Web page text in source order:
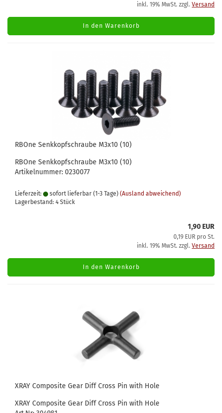
inkl. 19% MwSt. zzgl. Versand
In den Warenkorb
RBOne Senkkopfschraube M3x10 (10)
RBOne Senkkopfschraube M3x10 (10)
Artikelnummer: 0230077
Lieferzeit: sofort lieferbar (1-3 Tage) (Ausland abweichend)
Lagerbestand: 4 Stück
1,90 EUR
0,19 EUR pro St.
inkl. 19% MwSt. zzgl. Versand
In den Warenkorb
XRAY Composite Gear Diff Cross Pin with Hole
XRAY Composite Gear Diff Cross Pin with Hole